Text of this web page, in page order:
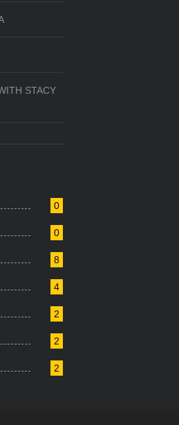
STACY
0
0
8
4
2
2
2